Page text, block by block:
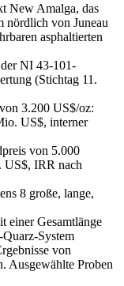
New Amalga, das
nördlich von Juneau
asphaltierten
NI 43-101-
(Stichtag 11.
3.200 US$/oz:
US$, interner
von 5.000
US$, IRR nach
8 große, lange,
einer Gesamtlänge
System
von
Ausgewählte Proben